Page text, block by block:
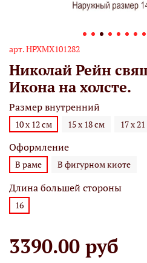
арт.НРХМХ101282
Николай Рейн
Икона на холсте.
Размер внутренний
10 х 12 см 15 х 18 см 17 х
Оформление
В раме В фигурном киоте
Длина большей стороны
16
3390.00 руб